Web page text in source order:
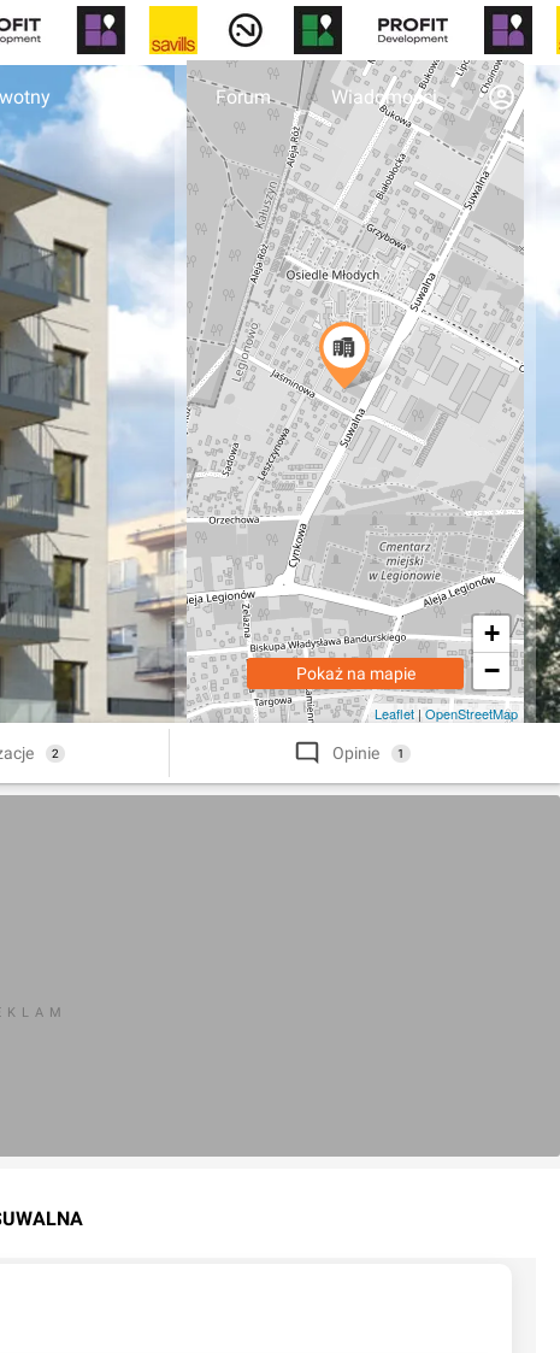
Forum Wiadomości
+
−
Leaflet | OpenStreetMap
Pokaż na mapie
2 Opinie 1